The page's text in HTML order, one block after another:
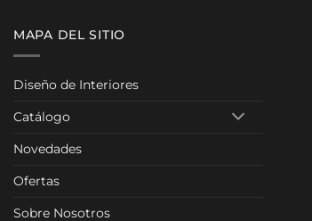
MAPA DEL SITIO
Diseño de Interiores
Catálogo
Novedades
Ofertas
Sobre Nosotros